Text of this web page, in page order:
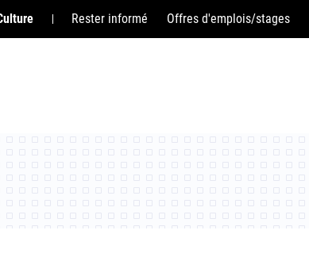
Rester informé Offres d'emplois/stages